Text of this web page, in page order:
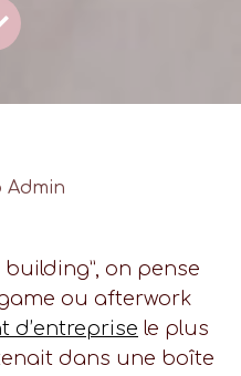
Admin
on pense
ou afterwork
d’entreprise le plus
dans une boîte